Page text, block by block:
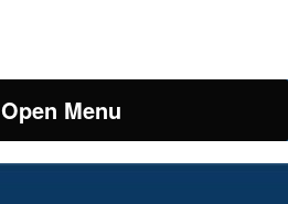
Open Menu